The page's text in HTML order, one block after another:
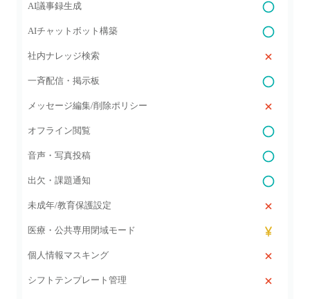
AI議事録生成
AIチャットボット構築
社内ナレッジ検索
一斉配信・掲示板
メッセージ編集/削除ポリシー
オフライン閲覧
音声・写真投稿
出欠・課題通知
未成年/教育保護設定
医療・公共専用閉域モード
個人情報マスキング
シフトテンプレート管理